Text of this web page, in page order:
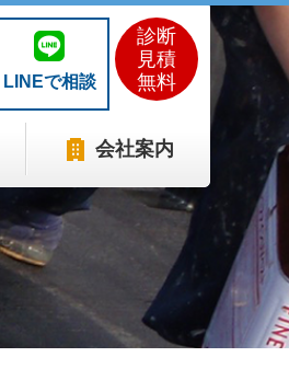
LINEで相談
診断
見積
無料
会社案内